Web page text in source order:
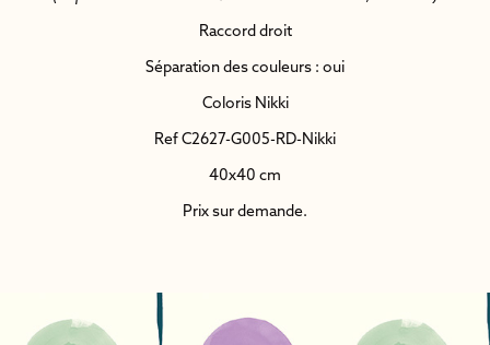
Raccord droit
Séparation des couleurs : oui
Coloris Nikki
Ref C2627-G005-RD-Nikki
40x40 cm
Prix sur demande.